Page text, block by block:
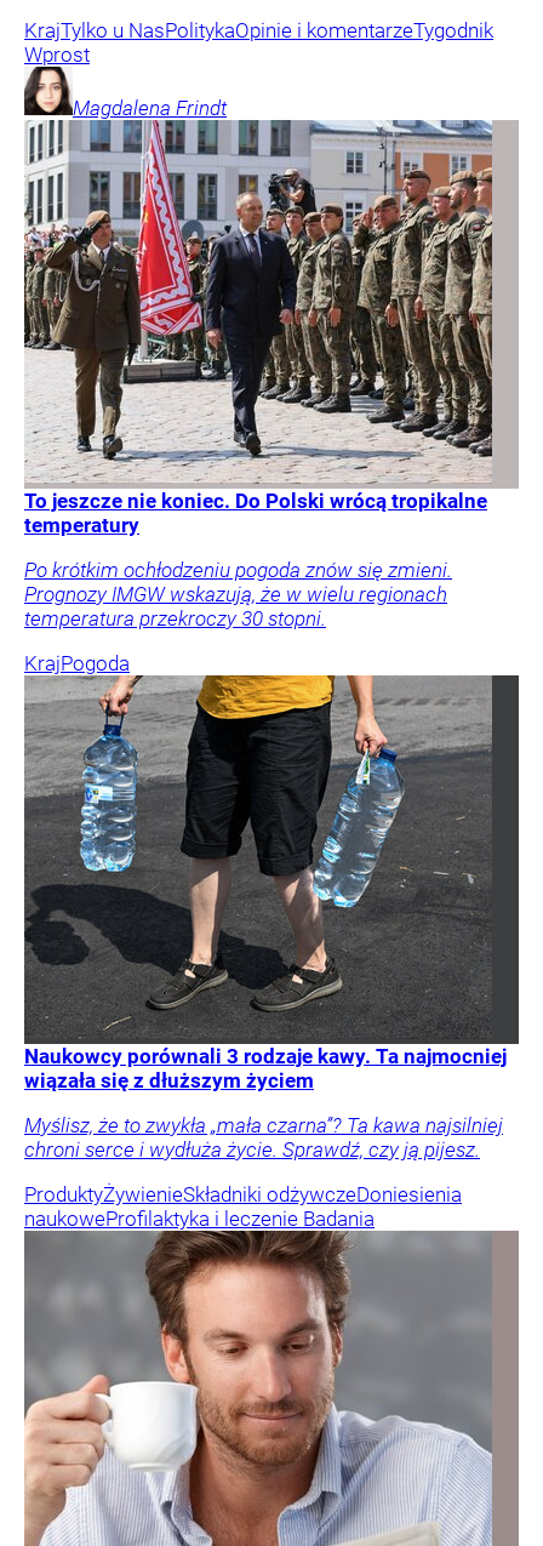
KrajTylko u NasPolitykaOpinie i komentarzeTygodnik
Wprost
Magdalena Frindt
To jeszcze nie koniec. Do Polski wrócą tropikalne
temperatury
Po krótkim ochłodzeniu pogoda znów się zmieni.
Prognozy IMGW wskazują, że w wielu regionach
temperatura przekroczy 30 stopni.
KrajPogoda
Naukowcy porównali 3 rodzaje kawy. Ta najmocniej
wiązała się z dłuższym życiem
Myślisz, że to zwykła „mała czarna”? Ta kawa najsilniej
chroni serce i wydłuża życie. Sprawdź, czy ją pijesz.
ProduktyŻywienieSkładniki odżywczeDoniesienia
naukoweProfilaktyka i leczenie Badania